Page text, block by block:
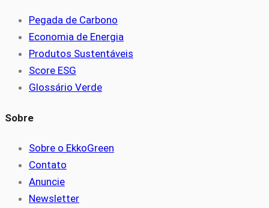
Pegada de Carbono
Economia de Energia
Produtos Sustentáveis
Score ESG
Glossário Verde
Sobre
Sobre o EkkoGreen
Contato
Anuncie
Newsletter